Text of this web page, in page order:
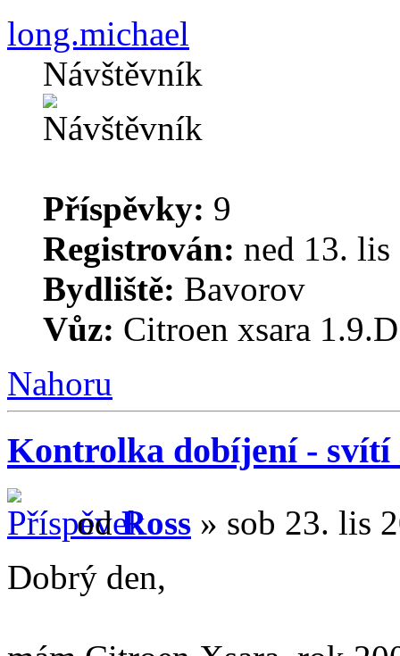
long.michael
Návštěvník
Příspěvky: 9
Registrován: ned 13.
Bydliště: Bavorov
Vůz: Citroen xsara 1.9.D
Nahoru
Kontrolka dobíjení - svítí
odRoss » sob 23. lis
Dobrý den,